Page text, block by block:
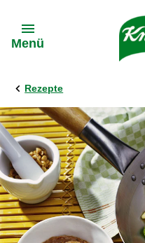
Menü
Rezepte